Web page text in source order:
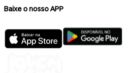
Baixe o nosso APP